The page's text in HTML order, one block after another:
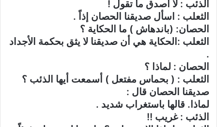
الذئب : لا اصدق ما تقول !
الثعلب : اسأل صديقنا الحصان إذاً .
الحصان: (باندهاش ) ما الحكاية ؟
الثعلب :الحكاية هي أن صديقنا لا يثق بحكمة الأجداد
.
الحصان : لماذا ؟
الثعلب : ( بحماس مفتعل ) أسمعت أيها الذئب ؟
صديقنا الحصان قال :
لماذا. قالها باستغراب شديد .
الذئب : غريب !!